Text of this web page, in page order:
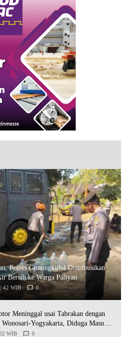
Polres Gunungkidul Distribusikan
Bersih ke Warga Paliyan
WIB 0
Meninggal usai Tabrakan dengan
Yogyakarta, Diduga Masuk
WIB 0